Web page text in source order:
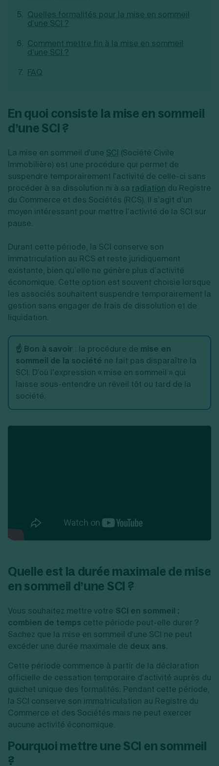
Création d'entreprise
Quelles formalités pour la mise en sommeil
d’une SCI ?
Comment mettre fin à la mise en sommeil
d’une SCI ?
FAQ
En quoi consiste la mise en sommeil
d’une SCI ?
La mise en sommeil d'une SCI (Société Civile
Immobilière) est une procédure qui permet de
suspendre temporairement l'activité de celle-ci sans
procéder à sa dissolution ni à sa radiation du Registre
du Commerce et des Sociétés (RCS). Il s’agit d’un
moyen intéressant pour mettre l’activité de la SCI sur
pause.
Durant cette période, la SCI conserve son
immatriculation au RCS et reste juridiquement
existante, bien qu’elle ne génère plus d’activité
économique. Cette option est souvent choisie lorsque
les associés souhaitent suspendre temporairement la
gestion sans engager de frais de dissolution et de
liquidation.
☝️ Bon à savoir : la procédure de mise en
sommeil de la société ne fait pas disparaître la
SCI. D'où l’expression « mise en sommeil » qui
laisse sous-entendre un réveil tôt ou tard de la
société.
Quelle est la durée maximale de mise
en sommeil d’une SCI ?
Vous souhaitez mettre votre SCI en sommeil :
combien de temps cette période peut-elle durer ?
Sachez que la mise en sommeil d'une SCI ne peut
excéder une durée maximale de deux ans.
Cette période commence à partir de la déclaration
officielle de cessation temporaire d'activité auprès du
guichet unique des formalités. Pendant cette période,
la SCI conserve son immatriculation au Registre du
Commerce et des Sociétés mais ne peut exercer
aucune activité économique.
Pourquoi mettre une SCI en sommeil
?